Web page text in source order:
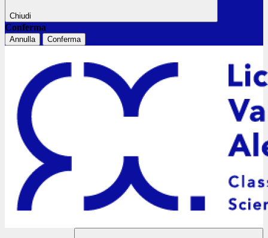
Chiudi
Conferma
Annulla Conferma